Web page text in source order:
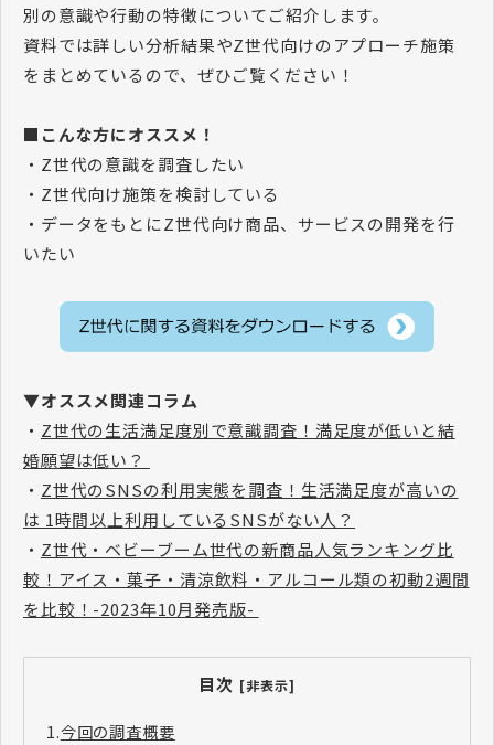
別の意識や行動の特徴についてご紹介します。
資料では詳しい分析結果やZ世代向けのアプローチ施策
をまとめているので、ぜひご覧ください！
■こんな方にオススメ！
・Z世代の意識を調査したい
・Z世代向け施策を検討している
・データをもとにZ世代向け商品、サービスの開発を行
いたい
▼オススメ関連コラム
・ Z世代の生活満足度別で意識調査！満足度が低いと結
婚願望は低い？
・ Z世代のSNSの利用実態を調査！生活満足度が高いの
は 1時間以上利用しているSNSがない人？
・ Z世代・ベビーブーム世代の新商品人気ランキング比
較！アイス・菓子・清涼飲料・アルコール類の初動2週間
を比較！-2023年10月発売版-
目次 [非表示]
1.今回の調査概要